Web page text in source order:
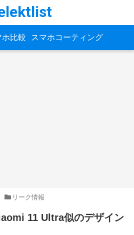
ホ比較 スマホコーティング
リーク情報
11 Ultra似のデザイン